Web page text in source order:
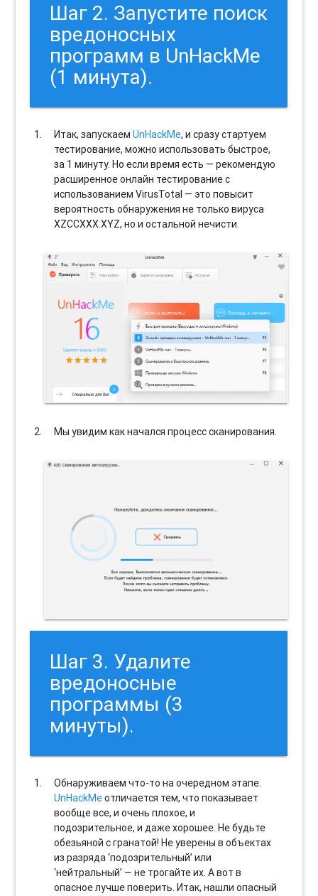
Шаг 2. Запустите поиск
вредоносных
программ в UnHackMe
(1 минута).
Итак, запускаемUnHackMe, и сразу стартуем
тестирование, можно использовать быстрое,
за 1 минуту. Но если время есть — рекомендую
расширенное онлайн тестирование с
использованием VirusTotal — это повысит
вероятность обнаружения не только вируса
XZCCXXX.XYZ, но и остальной нечисти.
Мы увидим как начался процесс сканирования.
Шаг 3. Удалите
вредоносные
программы (3
минуты).
Обнаруживаем что-то на очередном этапе.
UnHackMeотличается тем, что показывает
вообще все, и очень плохое, и
подозрительное, и даже хорошее. Не будьте
обезьяной с гранатой! Не уверены в объектах
из разряда ‘подозрительный’ или
‘нейтральный’ — не трогайте их. А вот в
опасное лучше поверить. Итак, нашли опасный